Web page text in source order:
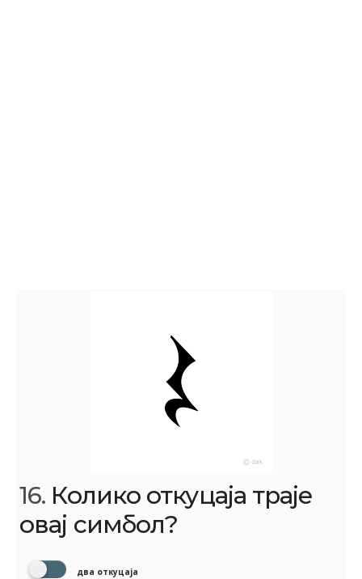
16. Колико откуцаја траје
овај симбол?
два откуцаја